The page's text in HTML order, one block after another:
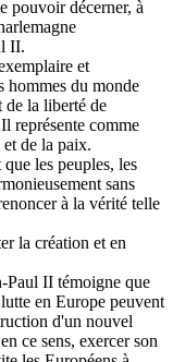
pouvoir décerner, à
II.
et
hommes du monde
de la liberté de
représente comme
de la paix.
les peuples, les
sans
à la vérité telle
la création et en
Paul II témoigne que
en Europe peuvent
d'un nouvel
ce sens, exercer son